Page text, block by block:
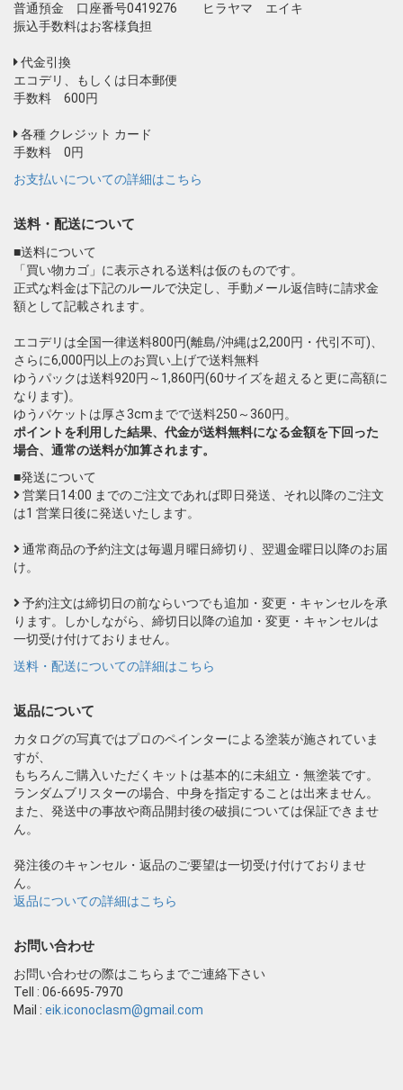
普通預金 口座番号0419276 ヒラヤマ エイキ
振込手数料はお客様負担
代金引換
エコデリ、もしくは日本郵便
手数料 600円
各種 クレジット カード
手数料 0円
お支払いについての詳細はこちら
送料・配送について
■送料について
「買い物カゴ」に表示される送料は仮のものです。
正式な料金は下記のルールで決定し、手動メール返信時に請求金
額として記載されます。
エコデリは全国一律送料800円(離島/沖縄は2,200円・代引不可)、
さらに6,000円以上のお買い上げで送料無料
ゆうパックは送料920円～1,860円(60サイズを超えると更に高額に
なります)。
ゆうパケットは厚さ3cmまでで送料250～360円。
ポイントを利用した結果、代金が送料無料になる金額を下回った
場合、通常の送料が加算されます。
■発送について
営業日14:00 までのご注文であれば即日発送、それ以降のご注文
は1 営業日後に発送いたします。
通常商品の予約注文は毎週月曜日締切り、翌週金曜日以降のお届
け。
予約注文は締切日の前ならいつでも追加・変更・キャンセルを承
ります。しかしながら、締切日以降の追加・変更・キャンセルは
一切受け付けておりません。
送料・配送についての詳細はこちら
返品について
カタログの写真ではプロのペインターによる塗装が施されていま
すが、
もちろんご購入いただくキットは基本的に未組立・無塗装です。
ランダムブリスターの場合、中身を指定することは出来ません。
また、発送中の事故や商品開封後の破損については保証できませ
ん。
発注後のキャンセル・返品のご要望は一切受け付けておりませ
ん。
返品についての詳細はこちら
お問い合わせ
お問い合わせの際はこちらまでご連絡下さい
Tell : 06-6695-7970
Mail : eik.iconoclasm@gmail.com